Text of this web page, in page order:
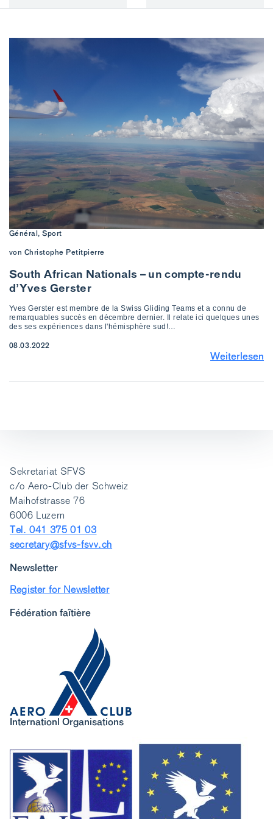
Général, Sport
von Christophe Petitpierre
South African Nationals – un compte-rendu
d’Yves Gerster
Yves Gerster est membre de la Swiss Gliding Teams et a connu de
remarquables succès en décembre dernier. Il relate ici quelques unes
des ses expériences dans l'hémisphère sud!…
08.03.2022
Weiterlesen
Sekretariat SFVS
c/o Aero-Club der Schweiz
Maihofstrasse 76
6006 Luzern
Tel. 041 375 01 03
secretary@sfvs-fsvv.ch
Newsletter
Register for Newsletter
Fédération faîtière
Internationl Organisations